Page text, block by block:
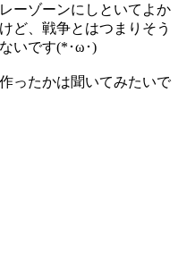
ーゾーンにしといてよか
ど、戦争とはつまりそう
いです(*･ω･)
ったかは聞いてみたいで